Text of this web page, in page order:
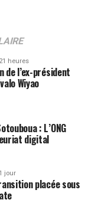
heures
de l’ex-président
Wiyao
: L’ONG
digital
jour
placée sous